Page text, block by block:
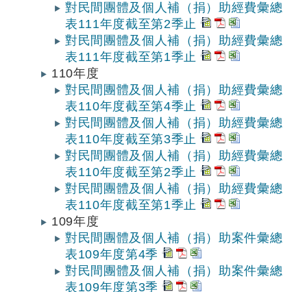
對民間團體及個人補（捐）助經費彙總
表111年度截至第2季止
對民間團體及個人補（捐）助經費彙總
表111年度截至第1季止
110年度
對民間團體及個人補（捐）助經費彙總
表110年度截至第4季止
對民間團體及個人補（捐）助經費彙總
表110年度截至第3季止
對民間團體及個人補（捐）助經費彙總
表110年度截至第2季止
對民間團體及個人補（捐）助經費彙總
表110年度截至第1季止
109年度
對民間團體及個人補（捐）助案件彙總
表109年度第4季
對民間團體及個人補（捐）助案件彙總
表109年度第3季